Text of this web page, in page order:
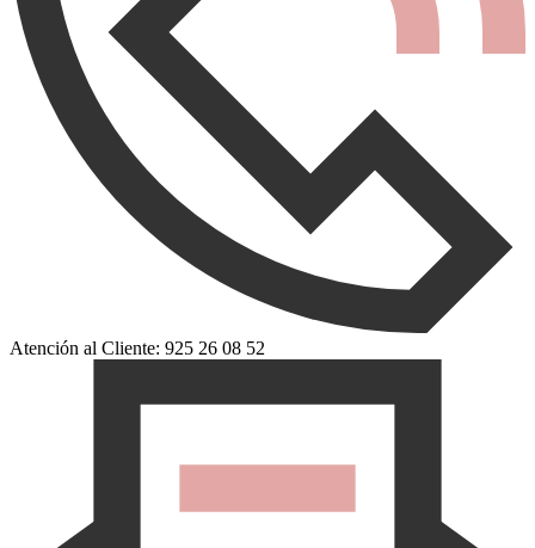
Atención al Cliente: 925 26 08 52